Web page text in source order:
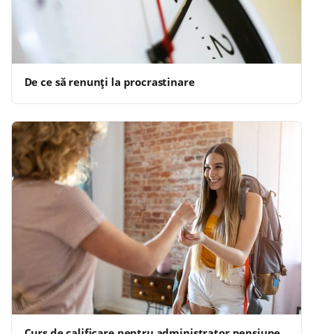
De ce să renunți la procrastinare